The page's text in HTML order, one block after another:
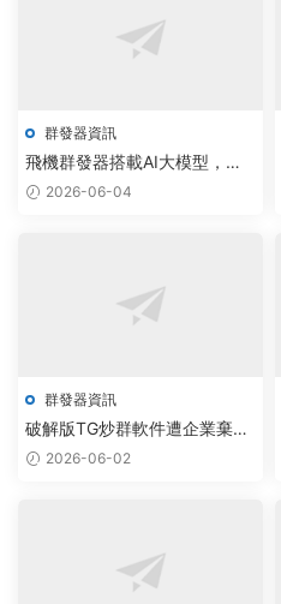
群發器資訊
飛機群發器搭載AI大模型，智
能私信機器人采購效率提升
2026-06-04
群發器資訊
破解版TG炒群軟件遭企業棄
用，AI智能調度系統如何解決
2026-06-02